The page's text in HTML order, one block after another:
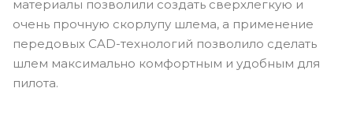
материалы позволили создать сверхлегкую и
очень прочную скорлупу шлема, а применение
передовых CAD-технологий позволило сделать
шлем максимально комфортным и удобным для
пилота.